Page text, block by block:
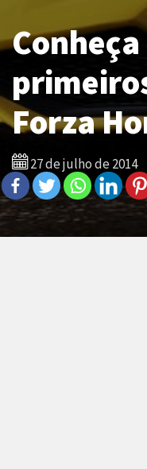
Conheça
Forza
27 de julho de 2014